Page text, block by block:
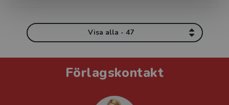
Visa alla - 47
Förlagskontakt